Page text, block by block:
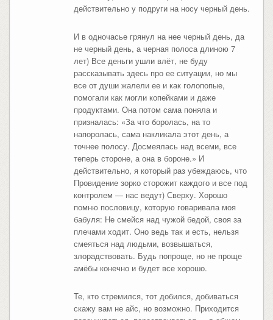
действительно у подруги на носу черный день.
И в одночасье грянул на нее черный день, да
не черный день, а черная полоса длиною 7
лет) Все деньги ушли влёт, не буду
рассказывать здесь про ее ситуации, но мы
все от души жалели ее и как голопопые,
помогали как могли копейками и даже
продуктами. Она потом сама поняла и
призналась: «За что боролась, на то
напоролась, сама накликала этот день, а
точнее полосу. Досмеялась над всеми, все
теперь стороне, а она в бороне.» И
действительно, я который раз убеждаюсь, что
Провидение зорко сторожит каждого и все под
контролем — нас ведут) Сверху. Хорошо
помню пословицу, которую говаривала моя
бабуля: Не смейся над чужой бедой, своя за
плечами ходит. Оно ведь так и есть, нельзя
смеяться над людьми, возвышаться,
злорадствовать. Будь попроще, но не проще
амёбы конечно и будет все хорошо.
Те, кто стремился, тот добился, добиваться
скажу вам не айс, но возможно. Приходится